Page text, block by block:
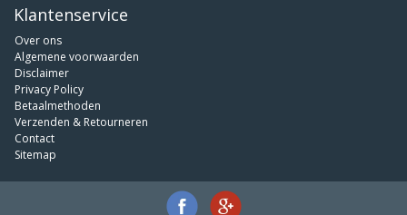
Klantenservice
Over ons
Algemene voorwaarden
Disclaimer
Privacy Policy
Betaalmethoden
Verzenden & Retourneren
Contact
Sitemap